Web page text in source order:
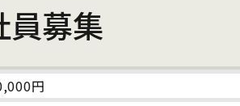
員募集
円